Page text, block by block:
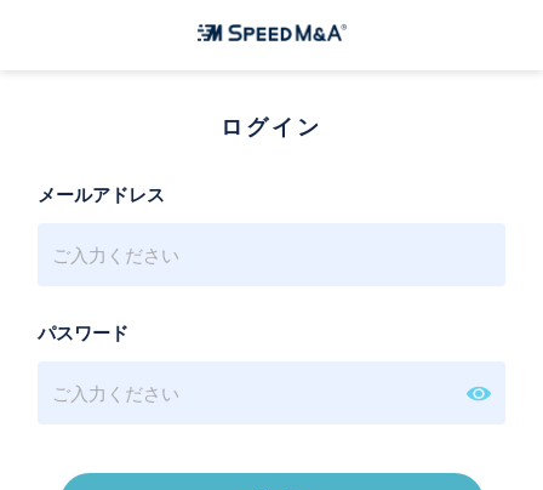
ログイン
メールアドレス
パスワード